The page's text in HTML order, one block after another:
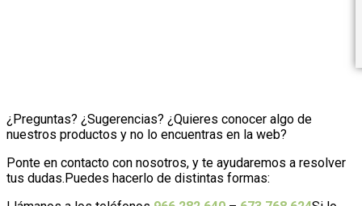
¿Preguntas? ¿Sugerencias? ¿Quieres conocer algo de
nuestros productos y no lo encuentras en la web?
Ponte en contacto con nosotros, y te ayudaremos a resolver
tus dudas.Puedes hacerlo de distintas formas: